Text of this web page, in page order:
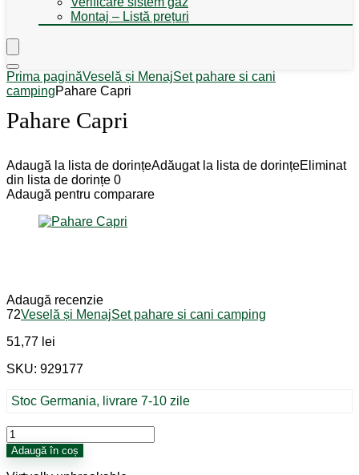
Montaj – Listă prețuri
Prima paginăVeselă și MenajSet pahare si cani
campingPahare Capri
Pahare Capri
Adaugă la lista de dorințeAdăugat la lista de dorințeEliminat
din lista de dorințe 0
Adaugă pentru comparare
Adaugă recenzie
72Veselă și MenajSet pahare si cani camping
51,77 lei
SKU: 929177
Stoc Germania, livrare 7-10 zile
Cantitate
Pahare
Capri
Adaugă în coș